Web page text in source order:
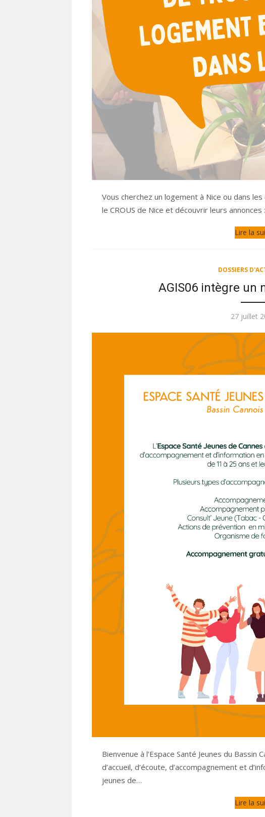
Vous cherchez un logement à Nice ou dans
le CROUS de Nice et découvrir leurs
Lire la
DOSSIERS
AGIS06 intègre un
Publié
27 juillet
Bienvenue à l’Espace Santé Jeunes du Bassin
d’accueil, d’écoute, d’accompagnement et
jeunes de…
Lire la